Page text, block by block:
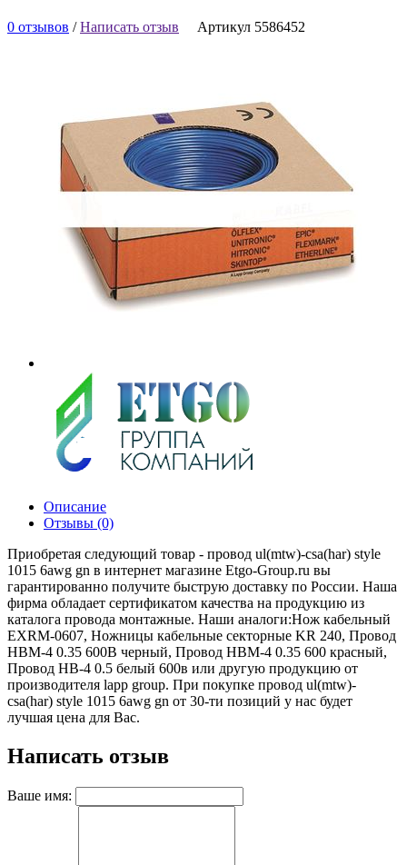
0 отзывов /Написать отзыв Артикул 5586452
Описание
Отзывы (0)
Приобретая следующий товар - провод ul(mtw)-csa(har) style
1015 6awg gn в интернет магазине Etgo-Group.ru вы
гарантированно получите быструю доставку по России. Наша
фирма обладает сертификатом качества на продукцию из
каталога провода монтажные. Наши аналоги:Нож кабельный
EXRM-0607, Ножницы кабельные секторные KR 240, Провод
НВМ-4 0.35 600В черный, Провод НВМ-4 0.35 600 красный,
Провод НВ-4 0.5 белый 600в или другую продукцию от
производителя lapp group. При покупке провод ul(mtw)-
csa(har) style 1015 6awg gn от 30-ти позиций у нас будет
лучшая цена для Вас.
Написать отзыв
Ваше имя: